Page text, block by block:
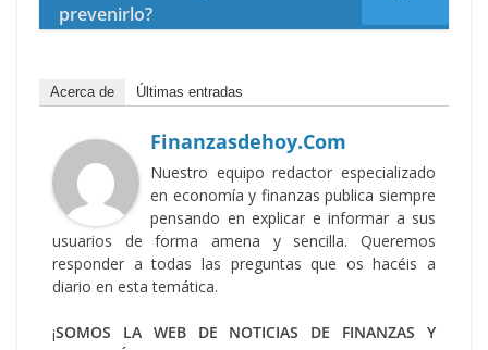
prevenirlo?
Acerca de Últimas entradas
Finanzasdehoy.com
Nuestro equipo redactor especializado
en economía y finanzas publica siempre
pensando en explicar e informar a sus
usuarios de forma amena y sencilla. Queremos
responder a todas las preguntas que os hacéis a
diario en esta temática.
¡SOMOS LA WEB DE NOTICIAS DE FINANZAS Y